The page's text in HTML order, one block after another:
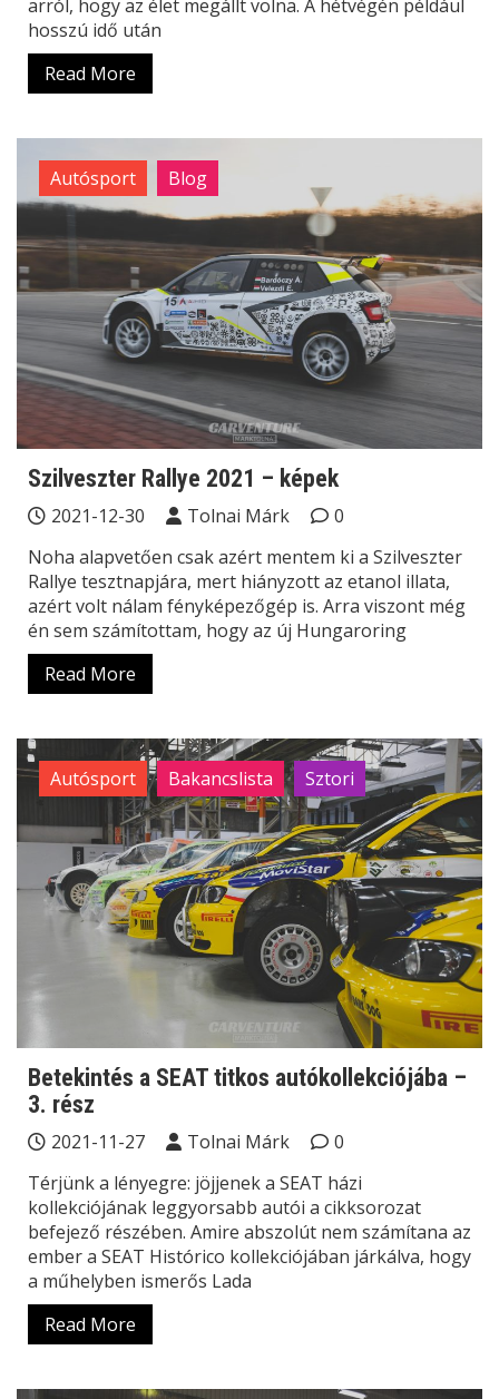
arról, hogy az élet megállt volna. A hétvégén például
hosszú idő után
Read More
Autósport Blog
Szilveszter Rallye 2021 – képek
2021-12-30 Tolnai Márk
0
Noha alapvetően csak azért mentem ki a Szilveszter
Rallye tesztnapjára, mert hiányzott az etanol illata,
azért volt nálam fényképezőgép is. Arra viszont még
én sem számítottam, hogy az új Hungaroring
Read More
Autósport Bakancslista Sztori
Betekintés a SEAT titkos autókollekciójába –
3. rész
2021-11-27 Tolnai Márk
0
Térjünk a lényegre: jöjjenek a SEAT házi
kollekciójának leggyorsabb autói a cikksorozat
befejező részében. Amire abszolút nem számítana az
ember a SEAT Histórico kollekciójában járkálva, hogy
a műhelyben ismerős Lada
Read More